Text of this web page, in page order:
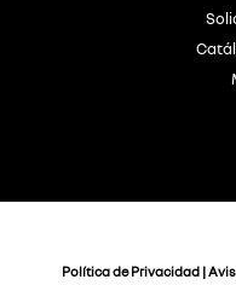
Política de Privacidad |